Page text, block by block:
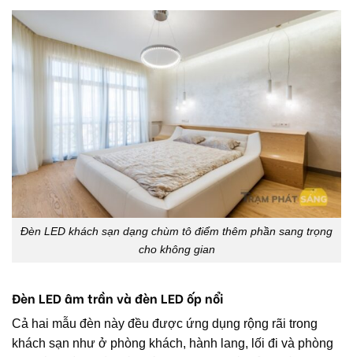
Đèn LED khách sạn dạng chùm tô điểm thêm phần sang trọng
cho không gian
Đèn LED âm trần và đèn LED ốp nổi
Cả hai mẫu đèn này đều được ứng dụng rộng rãi trong
khách sạn như ở phòng khách, hành lang, lối đi và phòng